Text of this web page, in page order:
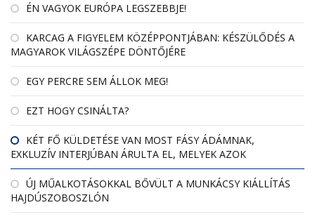
ÉN VAGYOK EURÓPA LEGSZEBBJE!
KARCAG A FIGYELEM KÖZÉPPONTJÁBAN: KÉSZÜLŐDÉS A
MAGYAROK VILÁGSZÉPE DÖNTŐJÉRE
EGY PERCRE SEM ÁLLOK MEG!
EZT HOGY CSINÁLTA?
KÉT FŐ KÜLDETÉSE VAN MOST FÁSY ÁDÁMNAK,
EXKLUZÍV INTERJÚBAN ÁRULTA EL, MELYEK AZOK
ÚJ MŰALKOTÁSOKKAL BŐVÜLT A MUNKÁCSY KIÁLLÍTÁS
HAJDÚSZOBOSZLÓN